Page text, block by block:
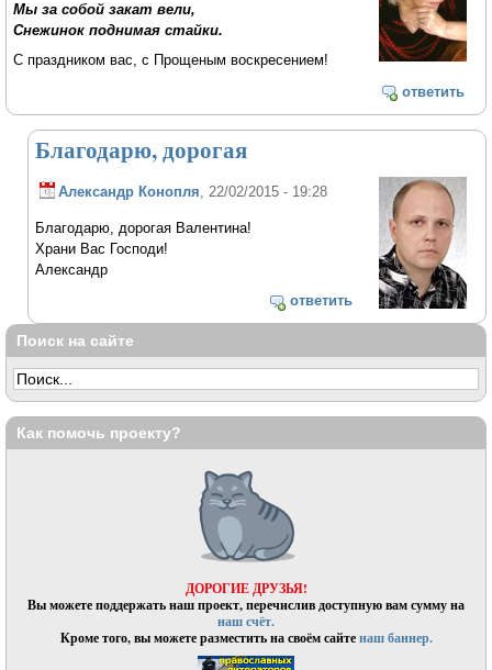
Мы за собой закат вели,
Снежинок поднимая стайки.
С праздником вас, с Прощеным воскресением!
ответить
Благодарю, дорогая
Александр Конопля , 22/02/2015 - 19:28
Благодарю, дорогая Валентина!
Храни Вас Господи!
Александр
ответить
Поиск на сайте
Как помочь проекту?
ДОРОГИЕ ДРУЗЬЯ!
Вы можете поддержать наш проект, перечислив доступную вам сумму на
наш счёт.
Кроме того, вы можете разместить на своём сайтенаш баннер.